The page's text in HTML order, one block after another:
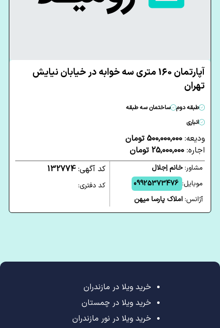
آپارتمان 160 متری سه خوابه در خیابان نیایش
تهران
طبقه دوم
ساختمان سه طبقه
انباری
ودیعه: 500,000,000 تومان
اجاره: 25,000,000 تومان
مشاور:خانم اِجلال
موبایل: 09925373476
آژانس:املاک پارسا میهن
کد آگهی: 132774
کد دفتری:
خرید ویلا در مازندران
خرید ویلا در چمستان
خرید ویلا در نور مازندران